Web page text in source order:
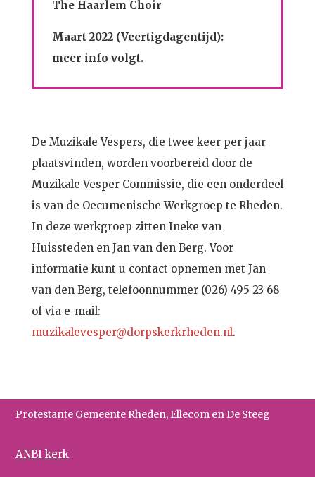
The Haarlem Choir
Maart 2022 (Veertigdagentijd):
meer info volgt.
De Muzikale Vespers, die twee keer per jaar
plaatsvinden, worden voorbereid door de
Muzikale Vesper Commissie, die een onderdeel
is van de Oecumenische Werkgroep te Rheden.
In deze werkgroep zitten Ineke van
Huissteden en Jan van den Berg. Voor
informatie kunt u contact opnemen met Jan
van den Berg, telefoonnummer (026) 495 23 68
of via e-mail:
muzikalevesper@dorpskerkrheden.nl.
Protestante Gemeente Rheden, Ellecom en De Steeg
ANBI kerk